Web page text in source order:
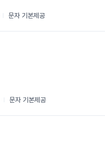
문자 기본제공
문자 기본제공